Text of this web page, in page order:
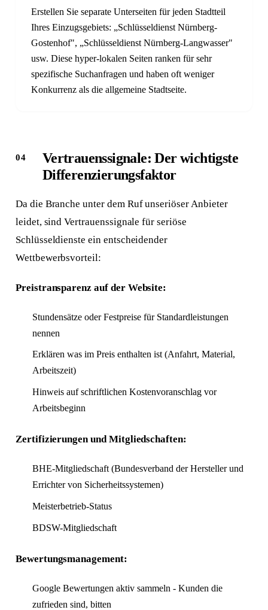
Erstellen Sie separate Unterseiten für jeden Stadtteil
Ihres Einzugsgebiets: „Schlüsseldienst Nürnberg-
Gostenhof", „Schlüsseldienst Nürnberg-Langwasser"
usw. Diese hyper-lokalen Seiten ranken für sehr
spezifische Suchanfragen und haben oft weniger
Konkurrenz als die allgemeine Stadtseite.
Vertrauenssignale: Der wichtigste
Differenzierungsfaktor
Da die Branche unter dem Ruf unseriöser Anbieter
leidet, sind Vertrauenssignale für seriöse
Schlüsseldienste ein entscheidender
Wettbewerbsvorteil:
Preistransparenz auf der Website:
Stundensätze oder Festpreise für Standardleistungen
nennen
Erklären was im Preis enthalten ist (Anfahrt, Material,
Arbeitszeit)
Hinweis auf schriftlichen Kostenvoranschlag vor
Arbeitsbeginn
Zertifizierungen und Mitgliedschaften:
BHE-Mitgliedschaft (Bundesverband der Hersteller und
Errichter von Sicherheitssystemen)
Meisterbetrieb-Status
BDSW-Mitgliedschaft
Bewertungsmanagement:
Google Bewertungen aktiv sammeln - Kunden die
zufrieden sind, bitten